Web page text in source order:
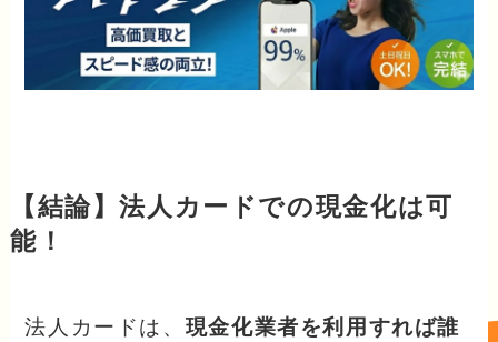
【結論】法人カードでの現金化は可
能！
法人カードは、 現金化業者を利用すれば誰